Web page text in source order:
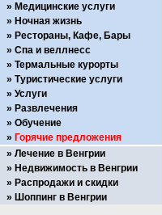
Медицинские услуги
Ночная жизнь
Рестораны, Кафе, Бары
Спа и веллнесс
Термальные курорты
Туристические услуги
Услуги
Развлечения
Обучение
Горячие предложения
Лечение в Венгрии
Недвижимость в Венгрии
Распродажи и скидки
Шоппинг в Венгрии